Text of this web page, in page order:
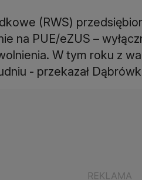
(RWS)
na PUE/eZUS –
W tym roku z
- przekazał